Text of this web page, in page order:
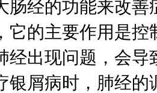
肠经的功能来改
它的主要作用是
经出现问题，会
银屑病时，肺经